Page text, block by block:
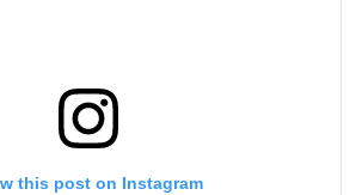
this post on Instagram